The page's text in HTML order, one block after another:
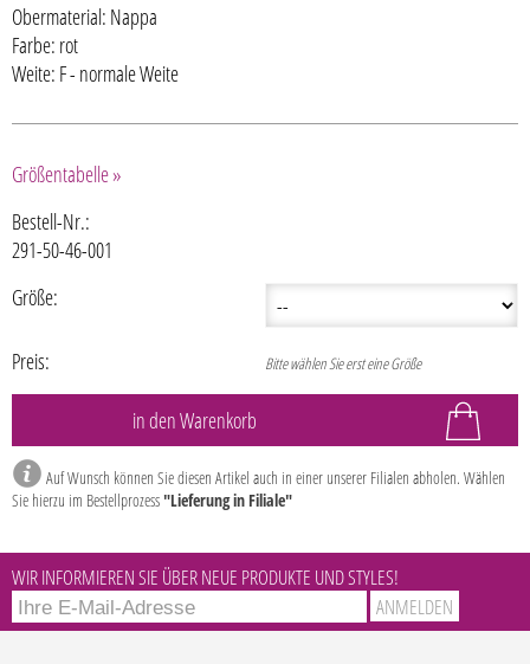
Obermaterial: Nappa
Farbe: rot
Weite: F - normale Weite
Größentabelle »
Bestell-Nr.:
291-50-46-001
Größe:
Preis: Bitte wählen Sie erst eine Größe
Auf Wunsch können Sie diesen Artikel auch in einer unserer Filialen abholen. Wählen
Sie hierzu im Bestellprozess"Lieferung in Filiale"
WIR INFORMIEREN SIE ÜBER NEUE PRODUKTE UND STYLES!